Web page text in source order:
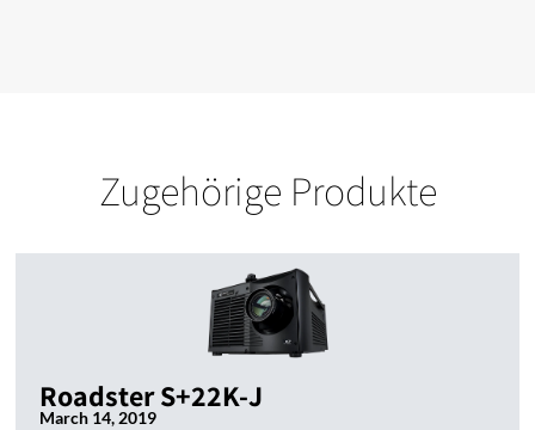
Zugehörige Produkte
Roadster S+22K-J
March 14, 2019